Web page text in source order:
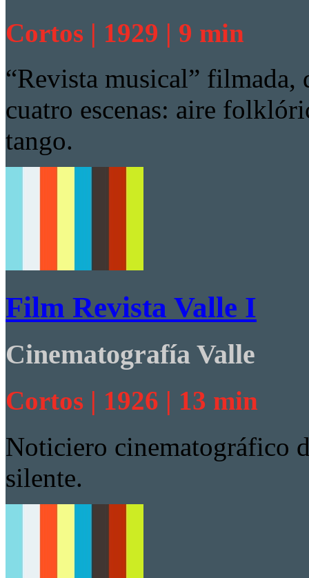
Cortos | 1929 | 9 min
“Revista musical” filmada,
cuatro escenas: aire
tango.
Film Revista Valle I
Cinematografía Valle
Cortos | 1926 | 13 min
Noticiero cinematográfico
silente.